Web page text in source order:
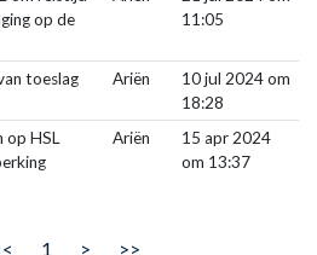
op de
11:05
toeslag
Ariën
10 jul 2024 om
18:28
op HSL
Ariën
15 apr 2024
om 13:37
1 > >>